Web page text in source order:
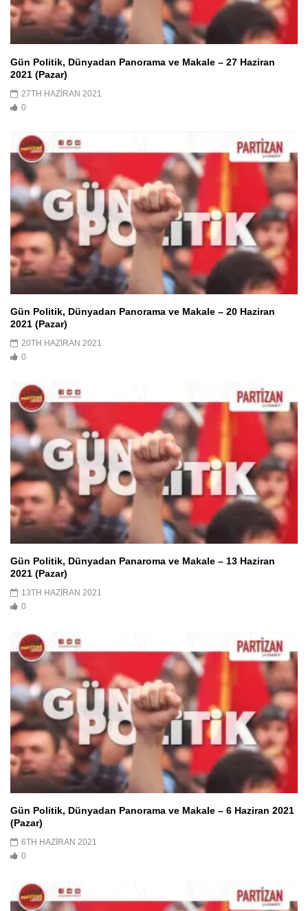
Gün Politik, Dünyadan Panorama ve Makale – 27 Haziran
2021 (Pazar)
27TH HAZIRAN 2021
0
Gün Politik, Dünyadan Panorama ve Makale – 20 Haziran
2021 (Pazar)
20TH HAZIRAN 2021
0
Gün Politik, Dünyadan Panaroma ve Makale – 13 Haziran
2021 (Pazar)
13TH HAZIRAN 2021
0
Gün Politik, Dünyadan Panorama ve Makale – 6 Haziran 2021
(Pazar)
6TH HAZIRAN 2021
0